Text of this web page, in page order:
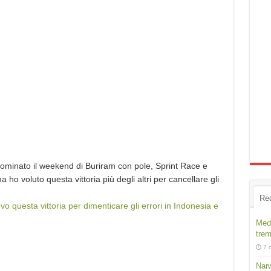
il weekend di Buriram con pole, Sprint Race e
ho voluto questa vittoria più degli altri per cancellare gli
questa vittoria per dimenticare gli errori in Indonesia e
7